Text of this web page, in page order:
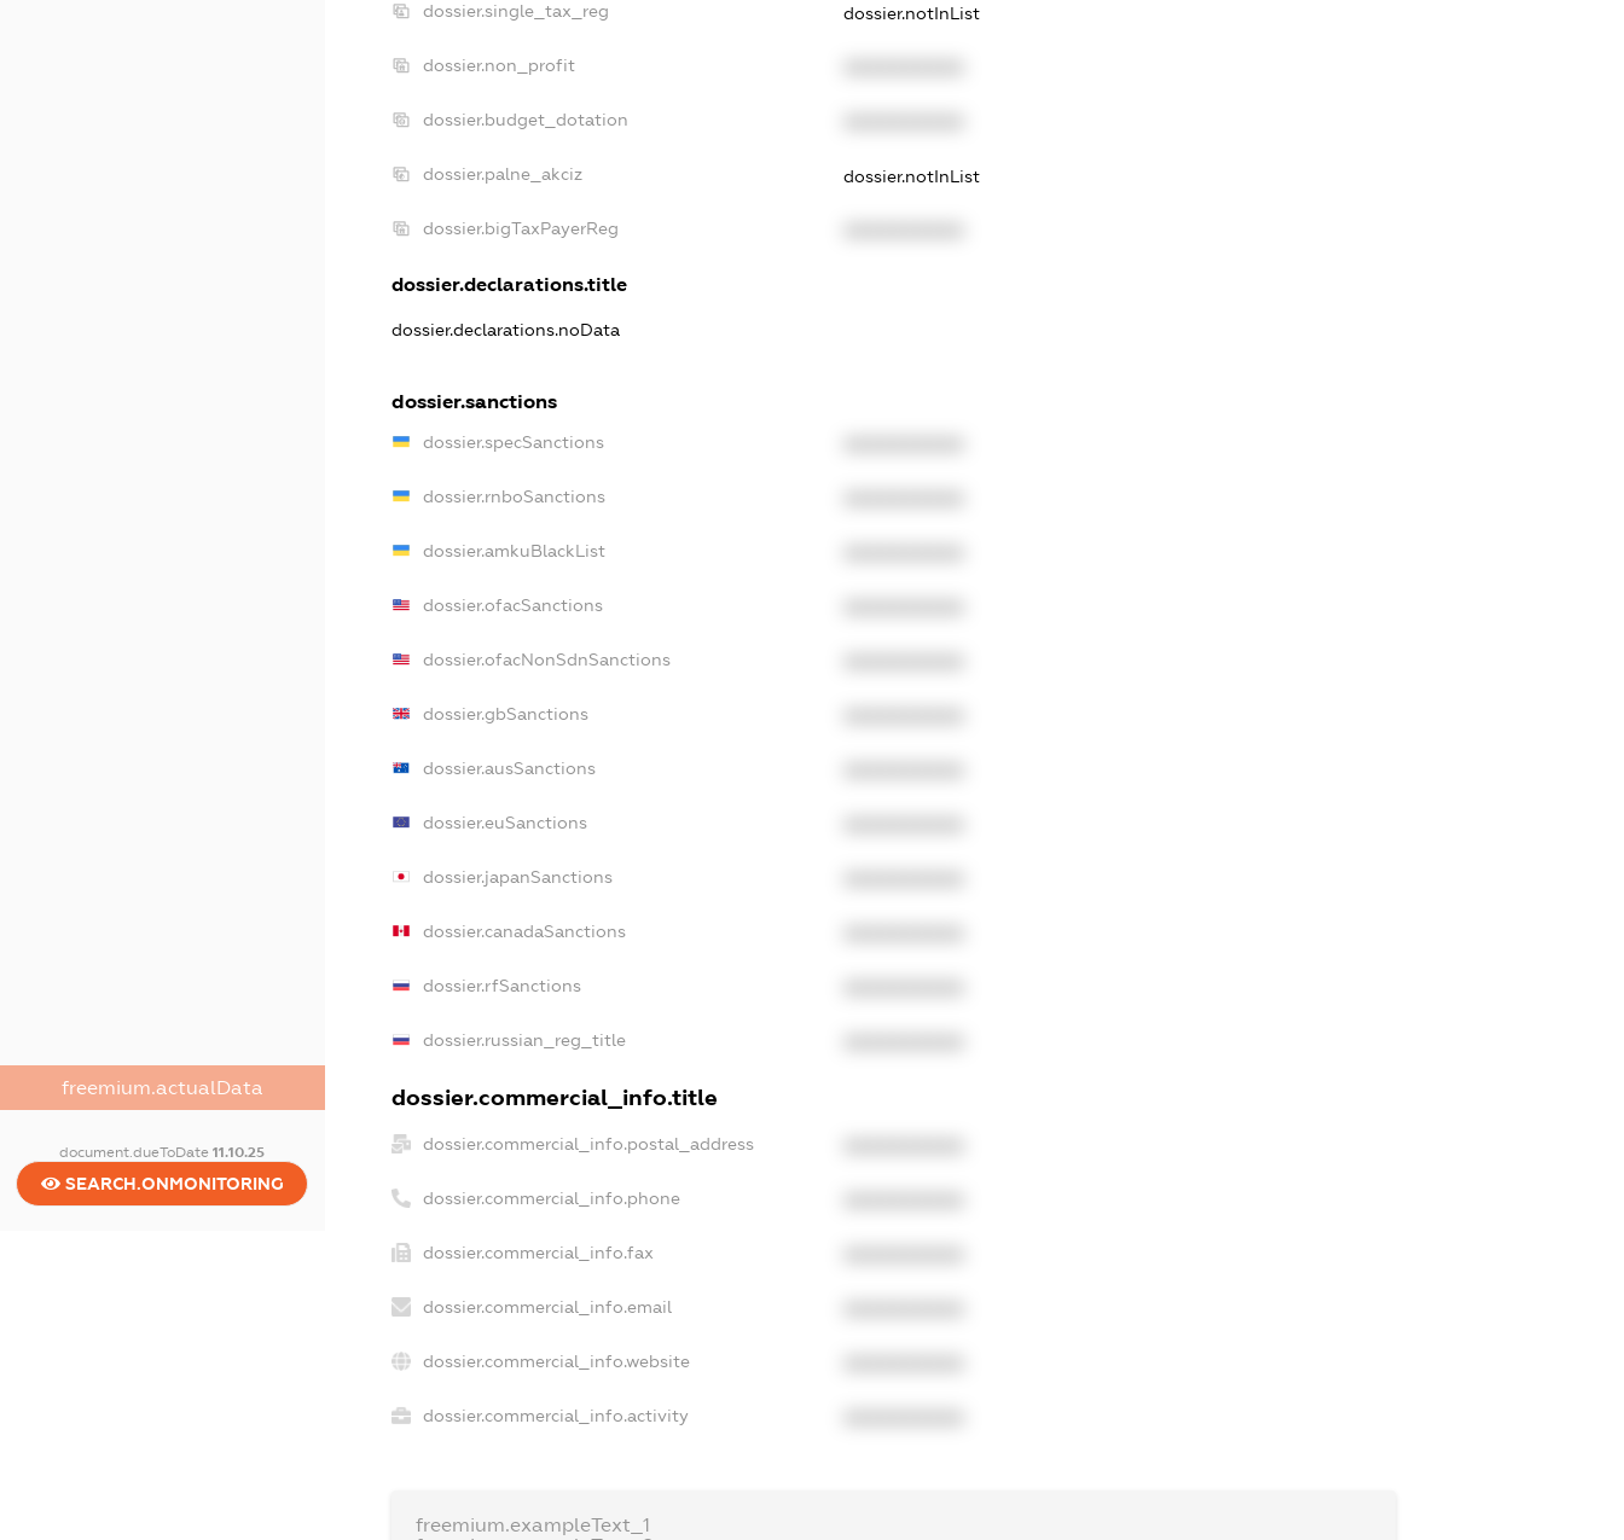
freemium.actualData
document.dueToDate11.10.25
SEARCH.ONMONITORING
dossier.single_tax_reg dossier.notInList
dossier.non_profit
dossier.budget_dotation
dossier.palne_akciz dossier.notInList
dossier.bigTaxPayerReg
dossier.declarations.title
dossier.declarations.noData
dossier.sanctions
dossier.specSanctions
dossier.rnboSanctions
dossier.amkuBlackList
dossier.ofacSanctions
dossier.ofacNonSdnSanctions
dossier.gbSanctions
dossier.ausSanctions
dossier.euSanctions
dossier.japanSanctions
dossier.canadaSanctions
dossier.rfSanctions
dossier.russian_reg_title
dossier.commercial_info.title
dossier.commercial_info.postal_address
dossier.commercial_info.phone
dossier.commercial_info.fax
dossier.commercial_info.email
dossier.commercial_info.website
dossier.commercial_info.activity
freemium.exampleText_1